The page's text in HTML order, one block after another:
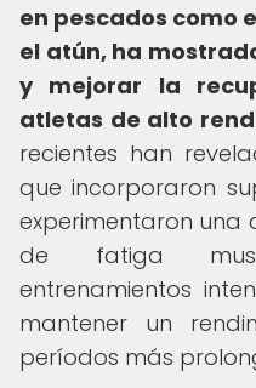
en pescados como
el atún, ha
y mejorar la
atletas de alto
recientes han
que incorporaron
experimentaron una
de fatiga
entrenamientos
mantener un
períodos más